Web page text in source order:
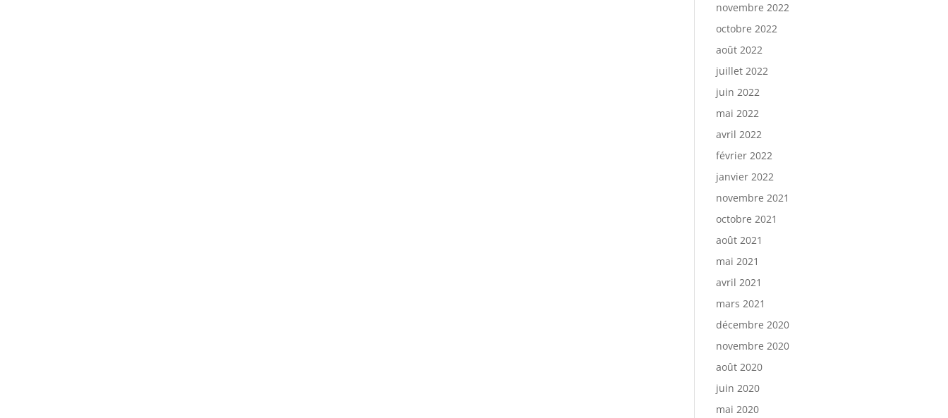
novembre 2022
octobre 2022
août 2022
juillet 2022
juin 2022
mai 2022
avril 2022
février 2022
janvier 2022
novembre 2021
octobre 2021
août 2021
mai 2021
avril 2021
mars 2021
décembre 2020
novembre 2020
août 2020
juin 2020
mai 2020